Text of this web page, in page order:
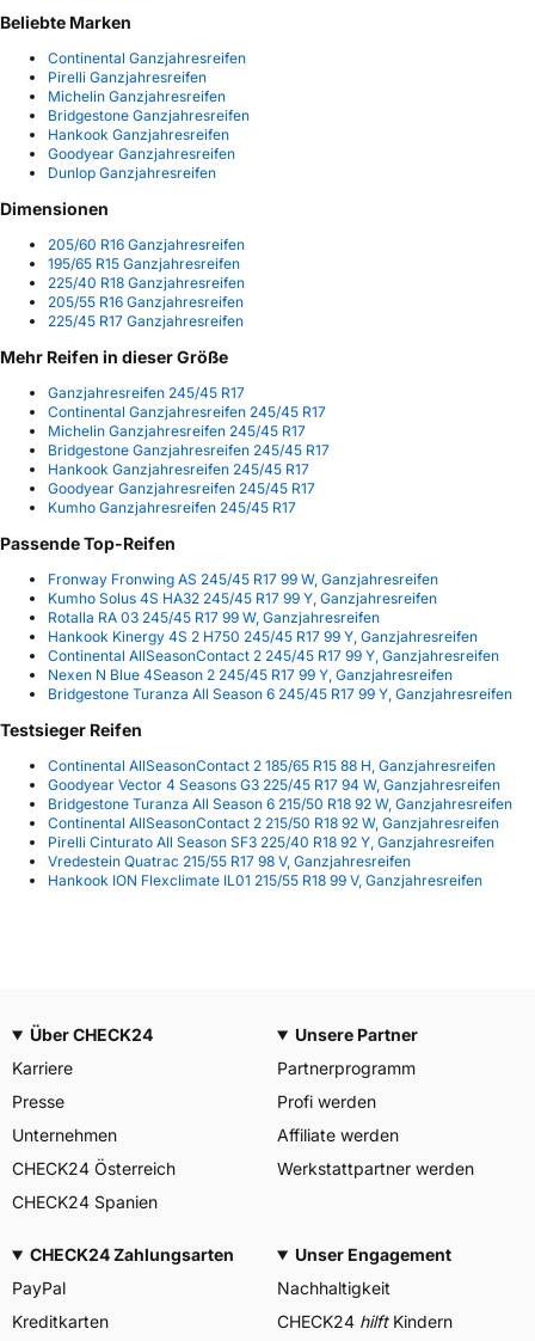
Beliebte Marken
Continental Ganzjahresreifen
Pirelli Ganzjahresreifen
Michelin Ganzjahresreifen
Bridgestone Ganzjahresreifen
Hankook Ganzjahresreifen
Goodyear Ganzjahresreifen
Dunlop Ganzjahresreifen
Dimensionen
205/60 R16 Ganzjahresreifen
195/65 R15 Ganzjahresreifen
225/40 R18 Ganzjahresreifen
205/55 R16 Ganzjahresreifen
225/45 R17 Ganzjahresreifen
Mehr Reifen in dieser Größe
Ganzjahresreifen 245/45 R17
Continental Ganzjahresreifen 245/45 R17
Michelin Ganzjahresreifen 245/45 R17
Bridgestone Ganzjahresreifen 245/45 R17
Hankook Ganzjahresreifen 245/45 R17
Goodyear Ganzjahresreifen 245/45 R17
Kumho Ganzjahresreifen 245/45 R17
Passende Top-Reifen
Fronway Fronwing AS 245/45 R17 99 W, Ganzjahresreifen
Kumho Solus 4S HA32 245/45 R17 99 Y, Ganzjahresreifen
Rotalla RA 03 245/45 R17 99 W, Ganzjahresreifen
Hankook Kinergy 4S 2 H750 245/45 R17 99 Y, Ganzjahresreifen
Continental AllSeasonContact 2 245/45 R17 99 Y, Ganzjahresreifen
Nexen N Blue 4Season 2 245/45 R17 99 Y, Ganzjahresreifen
Bridgestone Turanza All Season 6 245/45 R17 99 Y, Ganzjahresreifen
Testsieger Reifen
Continental AllSeasonContact 2 185/65 R15 88 H, Ganzjahresreifen
Goodyear Vector 4 Seasons G3 225/45 R17 94 W, Ganzjahresreifen
Bridgestone Turanza All Season 6 215/50 R18 92 W, Ganzjahresreifen
Continental AllSeasonContact 2 215/50 R18 92 W, Ganzjahresreifen
Pirelli Cinturato All Season SF3 225/40 R18 92 Y, Ganzjahresreifen
Vredestein Quatrac 215/55 R17 98 V, Ganzjahresreifen
Hankook ION Flexclimate IL01 215/55 R18 99 V, Ganzjahresreifen
Über CHECK24
Karriere
Presse
Unternehmen
CHECK24 Österreich
CHECK24 Spanien
Unsere Partner
Partnerprogramm
Profi werden
Affiliate werden
Werkstattpartner werden
CHECK24 Zahlungsarten
PayPal
Kreditkarten
Unser Engagement
Nachhaltigkeit
CHECK24 hilftKindern